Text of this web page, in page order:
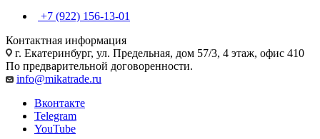
+7 (922) 156-13-01
Контактная информация
г. Екатеринбург, ул. Предельная, дом 57/3, 4 этаж, офис 410
По предварительной договоренности.
info@mikatrade.ru
Вконтакте
Telegram
YouTube